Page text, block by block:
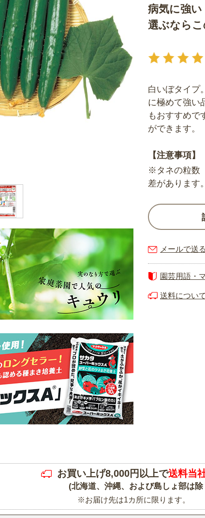
病気に強い
選ぶなら
白いぼタイプ
に極めて強い
もおすすめで
ができます。
【注意事項】
※タネの粒数
差があります
メールで送る
園芸用語・
送料について
お買い上げ8,000円以上で送料当
(北海道、沖縄、および島しょ部は除
※お届け先は1カ所に限ります。